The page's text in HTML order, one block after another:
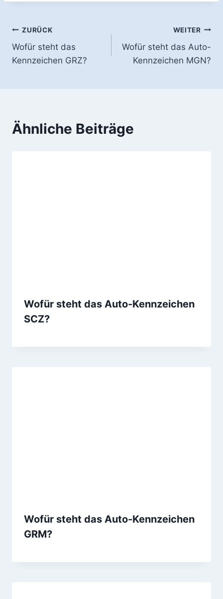
Beitragsnavigation
ZURÜCK
Wofür steht das
Kennzeichen GRZ?
WEITER
Wofür steht das Auto-
Kennzeichen MGN?
Ähnliche Beiträge
Wofür steht das Auto-Kennzeichen
SCZ?
Wofür steht das Auto-Kennzeichen
GRM?